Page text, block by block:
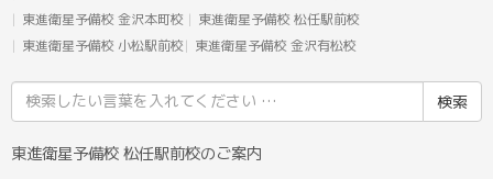
東進衛星予備校 金沢本町校
東進衛星予備校 松任駅前校
東進衛星予備校 小松駅前校
東進衛星予備校 金沢有松校
索
結
東進衛星予備校 松任駅前校のご案内